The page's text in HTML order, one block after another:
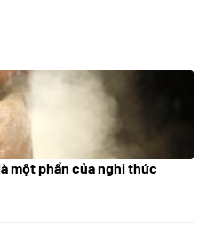
một phần của nghi thức